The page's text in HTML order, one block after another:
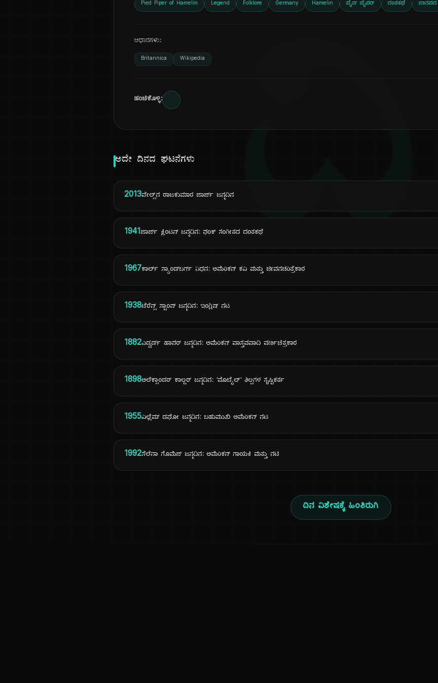
ದಿ
Pied Piper of Hamelin Legend Folklore Germany Hamelin ಪೈಡ್ ಪೈಪರ್ ದಂತಕಥೆ ಜಾನಪದ
ಆಧಾರಗಳು:
Britannica Wikipedia
ಹಂಚಿಕೊಳ್ಳಿ:
ಅದೇ ದಿನದ ಘಟನೆಗಳು
2013ವೇಲ್ಸ್‌ನ ರಾಜಕುಮಾರ ಜಾರ್ಜ್ ಜನ್ಮದಿನ
1941ಜಾರ್ಜ್ ಕ್ಲಿಂಟನ್ ಜನ್ಮದಿನ: ಫಂಕ್ ಸಂಗೀತದ ದಂತಕಥೆ
1967ಕಾರ್ಲ್ ಸ್ಯಾಂಡ್‌ಬರ್ಗ್ ನಿಧನ: ಅಮೆರಿಕನ್ ಕವಿ ಮತ್ತು ಜೀವನಚರಿತ್ರೆಕಾರ
1938ಟೆರೆನ್ಸ್ ಸ್ಟಾಂಪ್ ಜನ್ಮದಿನ: ಇಂಗ್ಲಿಷ್ ನಟ
1882ಎಡ್ವರ್ಡ್ ಹಾಪರ್ ಜನ್ಮದಿನ: ಅಮೆರಿಕನ್ ವಾಸ್ತವವಾದಿ ವರ್ಣಚಿತ್ರಕಾರ
1898ಅಲೆಕ್ಸಾಂಡರ್ ಕಾಲ್ಡರ್ ಜನ್ಮದಿನ: 'ಮೊಬೈಲ್' ಶಿಲ್ಪಗಳ ಸೃಷ್ಟಿಕರ್ತ
1955ವಿಲ್ಲೆಮ್ ಡಫೋ ಜನ್ಮದಿನ: ಬಹುಮುಖಿ ಅಮೆರಿಕನ್ ನಟ
1992ಸೆಲೆನಾ ಗೊಮೆಜ್ ಜನ್ಮದಿನ: ಅಮೆರಿಕನ್ ಗಾಯಕಿ ಮತ್ತು ನಟಿ
ದಿನ ವಿಶೇಷಕ್ಕೆ ಹಿಂತಿರುಗಿ